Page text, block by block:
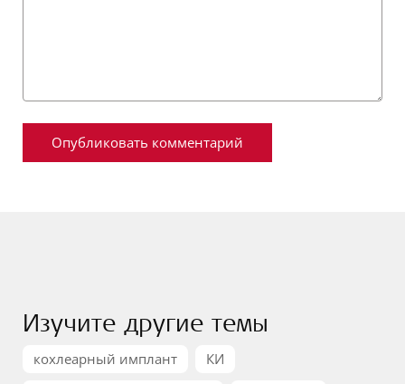
Изучите другие темы
кохлеарный имплант
КИ